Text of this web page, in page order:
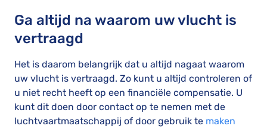
Ga altijd na waarom uw vlucht is
vertraagd
Het is daarom belangrijk dat u altijd nagaat waarom
uw vlucht is vertraagd. Zo kunt u altijd controleren of
u niet recht heeft op een financiële compensatie. U
kunt dit doen door contact op te nemen met de
luchtvaartmaatschappij of door gebruik te maken